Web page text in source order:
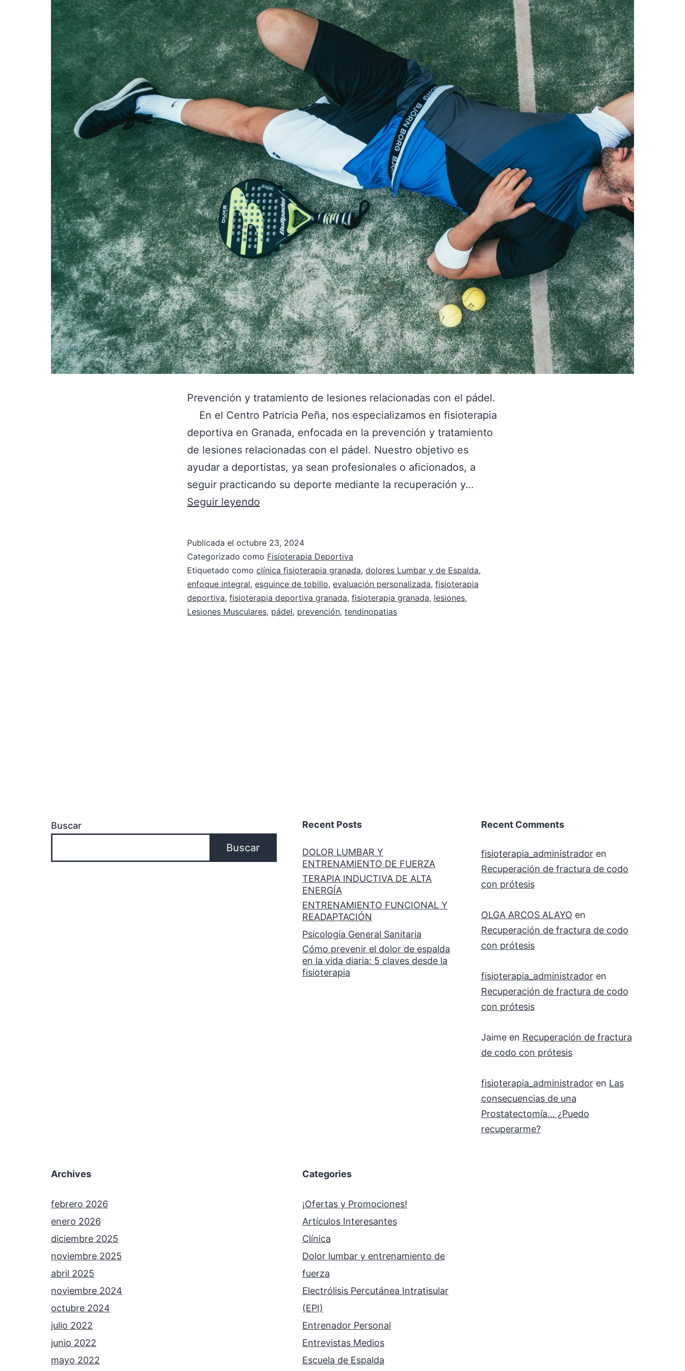
Prevención y tratamiento de lesiones relacionadas con el pádel.
En el Centro Patricia Peña, nos especializamos en fisioterapia
deportiva en Granada, enfocada en la prevención y tratamiento
de lesiones relacionadas con el pádel. Nuestro objetivo es
ayudar a deportistas, ya sean profesionales o aficionados, a
seguir practicando su deporte mediante la recuperación y…
Seguir leyendo
Publicada el octubre 23, 2024
Categorizado como Fisioterapia Deportiva
Etiquetado como clínica fisioterapia granada, dolores Lumbar y de Espalda,
enfoque integral, esguince de tobillo, evaluación personalizada, fisioterapia
deportiva, fisioterapia deportiva granada, fisioterapia granada, lesiones,
Lesiones Musculares, pádel, prevención, tendinopatias
Buscar
Buscar
Recent Posts
DOLOR LUMBAR Y
ENTRENAMIENTO DE FUERZA
TERAPIA INDUCTIVA DE ALTA
ENERGÍA
ENTRENAMIENTO FUNCIONAL Y
READAPTACIÓN
Psicología General Sanitaria
Cómo prevenir el dolor de espalda
en la vida diaria: 5 claves desde la
fisioterapia
Recent Comments
fisioterapia_administradoren
Recuperación de fractura de codo
con prótesis
OLGA ARCOS ALAYO en
Recuperación de fractura de codo
con prótesis
fisioterapia_administradoren
Recuperación de fractura de codo
con prótesis
Jaimeen Recuperación de fractura
de codo con prótesis
fisioterapia_administradoren Las
consecuencias de una
Prostatectomía… ¿Puedo
recuperarme?
Archives
febrero 2026
enero 2026
diciembre 2025
noviembre 2025
abril 2025
noviembre 2024
octubre 2024
julio 2022
junio 2022
mayo 2022
Categories
¡Ofertas y Promociones!
Artículos Interesantes
Clínica
Dolor lumbar y entrenamiento de
fuerza
Electrólisis Percutánea Intratisular
(EPI)
Entrenador Personal
Entrevistas Medios
Escuela de Espalda